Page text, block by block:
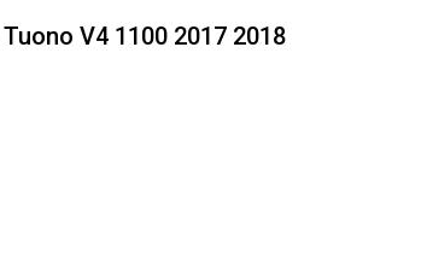
V4 1100 2017 2018